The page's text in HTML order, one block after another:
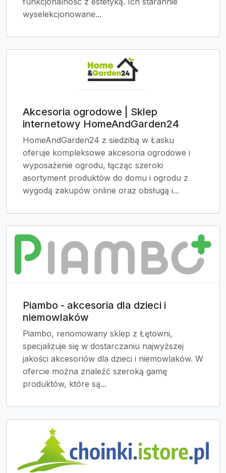
wyselekcjonowane...
Akcesoria ogrodowe | Sklep
internetowy HomeAndGarden24
HomeAndGarden24 z siedzibą w Łasku
oferuje kompleksowe akcesoria ogrodowe i
wyposażenie ogrodu, łącząc szeroki
asortyment produktów do domu i ogrodu z
wygodą zakupów online oraz obsługą i...
Piambo - akcesoria dla dzieci i
niemowlaków
Piambo, renomowany sklep z Łętowni,
specjalizuje się w dostarczaniu najwyższej
jakości akcesoriów dla dzieci i niemowlaków. W
ofercie można znaleźć szeroką gamę
produktów, które są...